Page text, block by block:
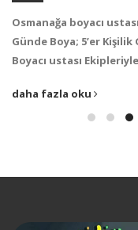
Osmanağa boyacı
Günde Boya; 5’er
Boyacı ustası
daha fazla oku